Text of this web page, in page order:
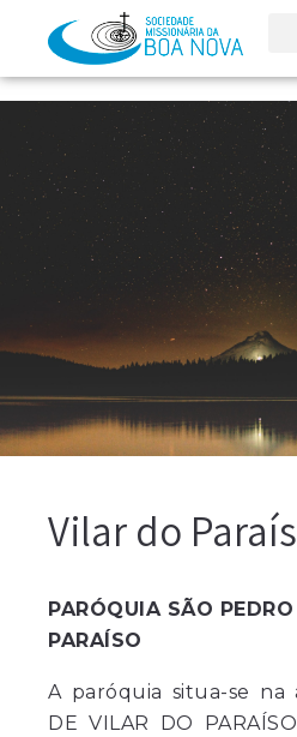
Vilar do
PARÓQUIA SÃO
PARAÍSO
A paróquia situa-se na
DE VILAR DO